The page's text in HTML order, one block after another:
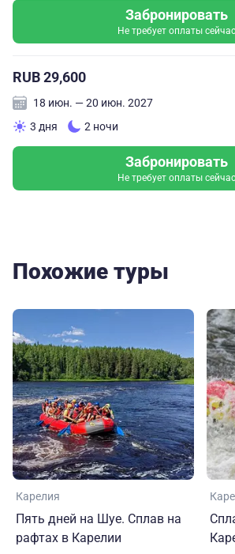
Забронировать
Не требует оплаты сейчас
RUB 29,600
18 июн. — 20 июн. 2027
3 дня
2 ночи
Забронировать
Не требует оплаты сейчас
Похожие туры
Карелия
Пять дней на Шуе. Сплав на
рафтах в Карелии